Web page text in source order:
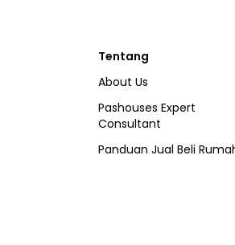
Tentang
About Us
Pashouses Expert
Consultant
Panduan Jual Beli